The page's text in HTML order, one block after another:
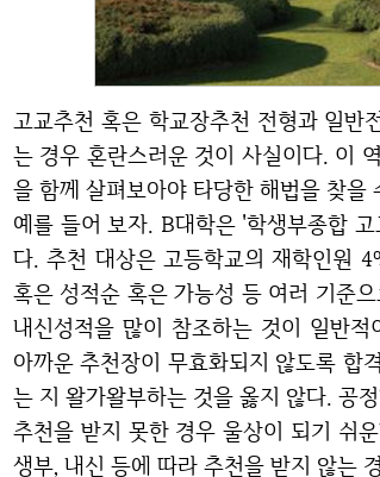
고교추천 혹은 학교장추천 전형과 일반전형 중 어느 전형이 더 유리할까? 동일 학교 내 여러 전형이 있
는 경우 혼란스러운 것이 사실이다. 이
을 함께 살펴보아야 타당한 해법을 찾을
예를 들어 보자. B대학은 '학생부종합 고교추천전형'을 도입하여 전체 선발 인원의 반 수 가량을 선발한
다. 추천 대상은 고등학교의 재학인원
혹은 성적순 혹은 가능성 등 여러 기준
내신성적을 많이 참조하는 것이 일반
아까운 추천장이 무효화되지 않도록 합
는 지 왈가왈부하는 것을 옳지 않다. 공
추천을 받지 못한 경우 울상이 되기 쉬운데 꼭 그렇게 생각할 필요는 없다. 우리 아이의 현재 성적과 학
생부, 내신 등에 따라 추천을 받지 않는